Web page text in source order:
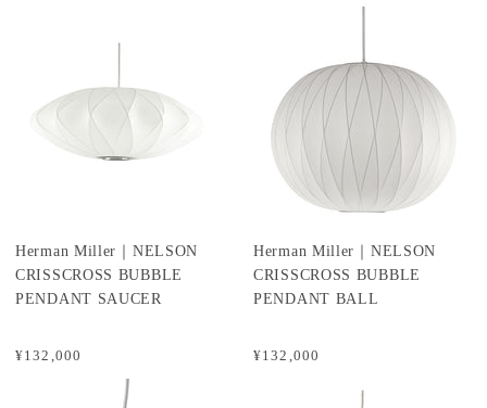
¥132,000
Herman Miller｜NELSON
CRISSCROSS BUBBLE
PENDANT SAUCER
¥132,000
Herman Miller｜NELSON
CRISSCROSS BUBBLE
PENDANT BALL